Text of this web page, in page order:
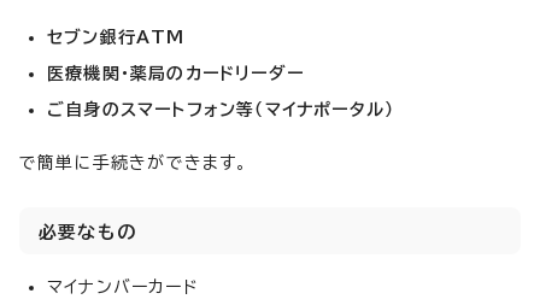
セブン銀行ATM
医療機関・薬局のカードリーダー
ご自身のスマートフォン等（マイナポータル）
で簡単に手続きができます。
必要なもの
マイナンバーカード